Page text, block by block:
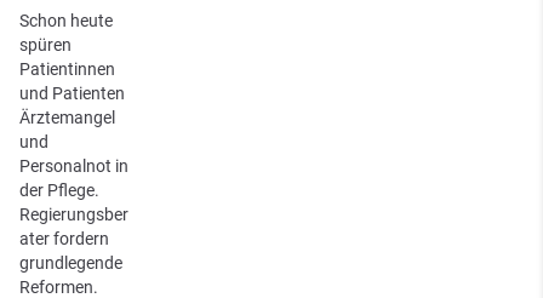
Schon heute
spüren
Patientinnen
und Patienten
Ärztemangel
und
Personalnot in
der Pflege.
Regierungsber
ater fordern
grundlegende
Reformen.